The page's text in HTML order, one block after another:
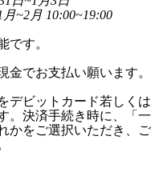
~2月 10:00~19:00
です。
金でお支払い願います。
デビットカード若しくは
。決済手続き時に、「一
かをご選択いただき、ご